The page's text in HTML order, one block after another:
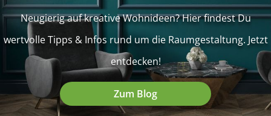
Neugierig auf kreative Wohnideen? Hier findest Du
wertvolle Tipps & Infos rund um die Raumgestaltung. Jetzt
entdecken!
Zum Blog